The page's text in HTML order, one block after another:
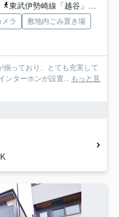
東武伊勢崎線「越谷」駅 徒歩25分
メラ
敷地内ごみ置き場
っており、とても充実して
ンターホンが設置... もっと見